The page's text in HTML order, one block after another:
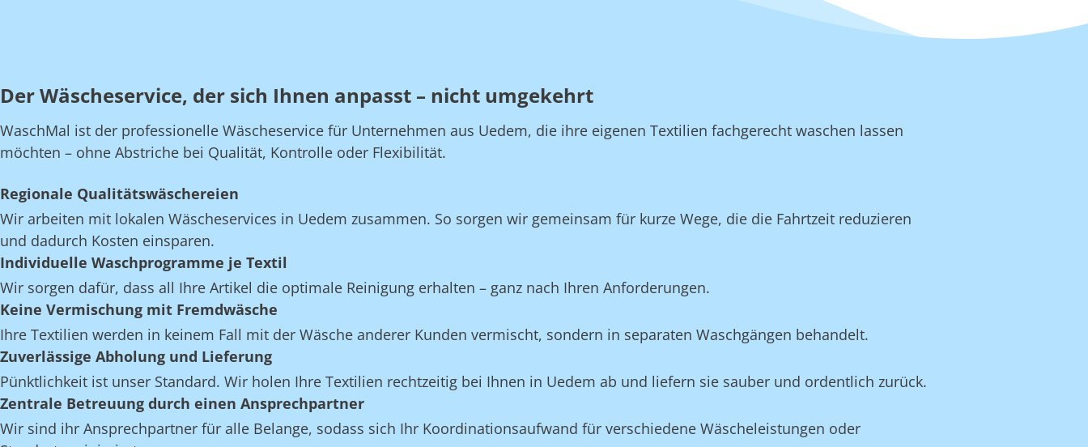
Der Wäscheservice, der sich Ihnen anpasst – nicht umgekehrt
WaschMal ist der professionelle Wäscheservice für Unternehmen aus Uedem, die ihre eigenen Textilien fachgerecht waschen lassen
möchten – ohne Abstriche bei Qualität, Kontrolle oder Flexibilität.
Regionale Qualitätswäschereien
Wir arbeiten mit lokalen Wäscheservices in Uedem zusammen. So sorgen wir gemeinsam für kurze Wege, die die Fahrtzeit reduzieren
und dadurch Kosten einsparen.
Individuelle Waschprogramme je Textil
Wir sorgen dafür, dass all Ihre Artikel die optimale Reinigung erhalten – ganz nach Ihren Anforderungen.
Keine Vermischung mit Fremdwäsche
Ihre Textilien werden in keinem Fall mit der Wäsche anderer Kunden vermischt, sondern in separaten Waschgängen behandelt.
Zuverlässige Abholung und Lieferung
Pünktlichkeit ist unser Standard. Wir holen Ihre Textilien rechtzeitig bei Ihnen in Uedem ab und liefern sie sauber und ordentlich zurück.
Zentrale Betreuung durch einen Ansprechpartner
Wir sind ihr Ansprechpartner für alle Belange, sodass sich Ihr Koordinationsaufwand für verschiedene Wäscheleistungen oder